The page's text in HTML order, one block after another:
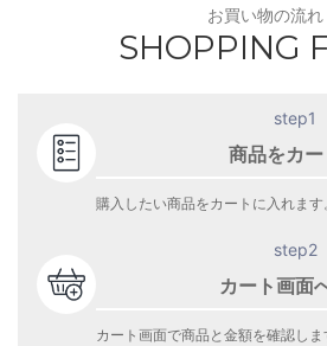
お買い物の流れ
SHOPPING
step1
商品をカ
購入したい商品をカートに入れます
step2
カート画面
カート画面で商品と金額を確認しま